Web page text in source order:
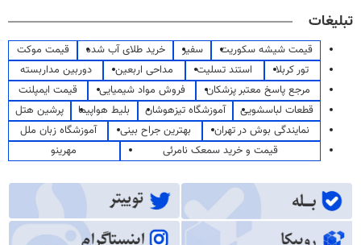
تبلیغات
قیمت شیشه سکوریت سفیر خرید طلای آب شده
قیمت موکت
تور کربلا
استند تسلیت مداحی اربعین
دوربین مداربسته
مرجع پاسخ معتبر پزشکان
فروش مواد شیمیایی
قیمت ایمپلنت
قطعات لباسشویی
آموزشگاه تیزهوشان بلیط هواپیما
پرشین هتل
نمایندگی بوش در تهران
بهترین جراح بینی
آموزشگاه زبان ملل
قیمت و خرید سمعک نامرئی
مهرینو